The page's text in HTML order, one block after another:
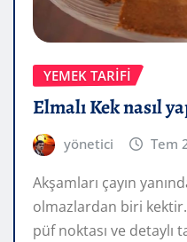
YEMEK TARIFI
Elmalı Kek nasıl
yönetici Tem
Akşamları çayın
olmazlardan biri kektir.
püf noktası ve detaylı